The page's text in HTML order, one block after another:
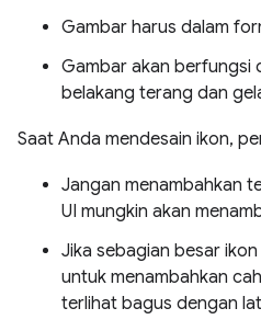
Gambar harus dalam
Gambar akan berfungsi
belakang terang dan
Saat Anda mendesain ikon,
Jangan menambahkan
UI mungkin akan
Jika sebagian besar
untuk menambahkan
terlihat bagus dengan